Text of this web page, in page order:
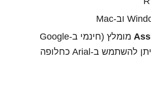
מומלץ (חינמי ב-Google